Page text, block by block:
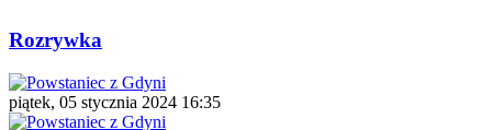
Rozrywka
piątek, 05 stycznia 2024 16:35